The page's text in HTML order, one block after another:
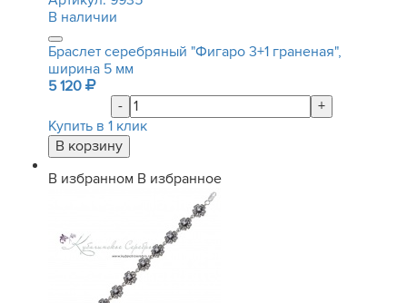
В наличии
Браслет серебряный "Фигаро 3+1 граненая",
ширина 5 мм
5 120
-
+
Купить в 1 клик
В избранном В избранное